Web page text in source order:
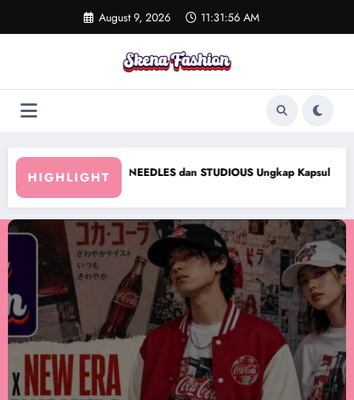
content
August 9, 2026 11:31:57 AM
HIGHLIGHT
NEEDLES dan STUDIOUS Ungkap Kapsul FW26 “Poly Double